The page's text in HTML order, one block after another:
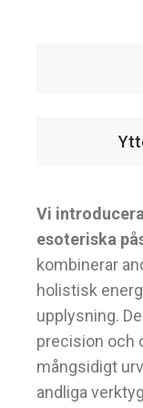
Vi
esoteriska
kombinerar
holistisk
upplysning.
precision och
mångsidigt
andliga